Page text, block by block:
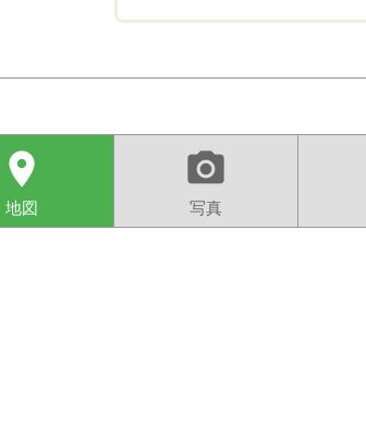
location_on
地図
camera_alt
写真